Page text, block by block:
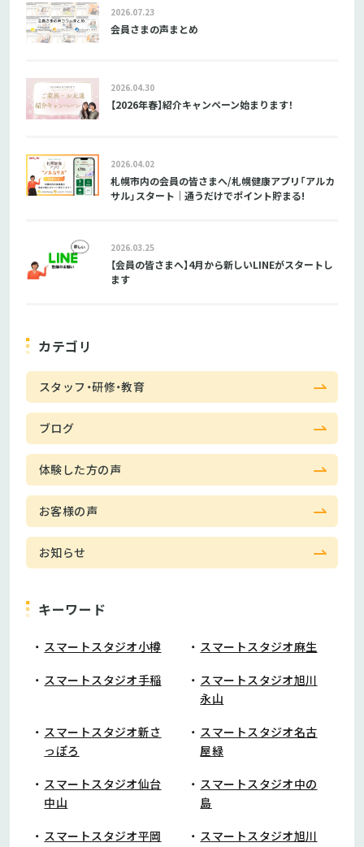
2026.07.23
会員さまの声まとめ
2026.04.30
【2026年春】紹介キャンペーン始まります！
2026.04.02
札幌市内の会員の皆さまへ/札幌健康アプリ「アルカ
サル」スタート｜通うだけでポイント貯まる!
2026.03.25
【会員の皆さまへ】4月から新しいLINEがスタートし
ます
カテゴリ
スタッフ・研修・教育
ブログ
体験した方の声
お客様の声
お知らせ
キーワード
スマートスタジオ小樽 スマートスタジオ麻生
スマートスタジオ手稲
スマートスタジオ旭川
永山
スマートスタジオ新さ
っぽろ
スマートスタジオ名古
屋緑
スマートスタジオ仙台
中山
スマートスタジオ中の
島
スマートスタジオ平岡
スマートスタジオ旭川